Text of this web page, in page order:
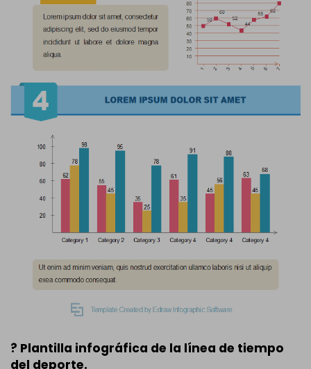
? Plantilla infográfica de la línea de tiempo
del deporte.